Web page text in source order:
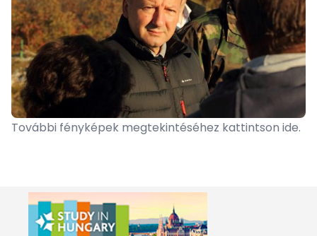
További fényképek megtekintéséhez kattintson ide.